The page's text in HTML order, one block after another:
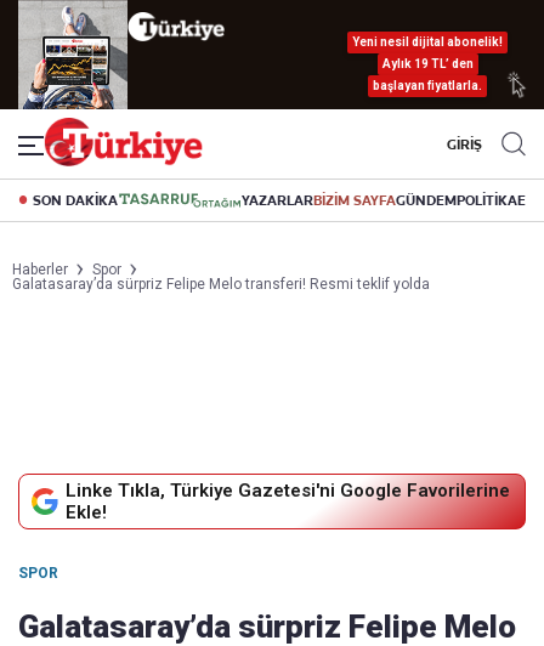
Yeni nesil dijital abonelik!
Aylık 19 TL’ den
başlayan fiyatlarla.
GİRİŞ
SON DAKİKA YAZARLARBİZİM SAYFAGÜNDEMPOLİTİKA
Haberler
Spor
Galatasaray’da sürpriz Felipe Melo transferi! Resmi teklif yolda
Linke Tıkla, Türkiye Gazetesi'ni Google Favorilerine
Ekle!
SPOR
Galatasaray’da sürpriz Felipe Melo